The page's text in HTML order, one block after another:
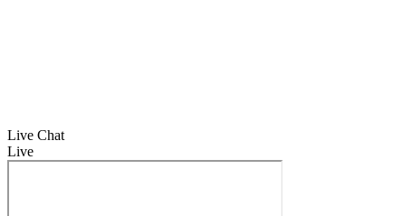
Live Chat
Live